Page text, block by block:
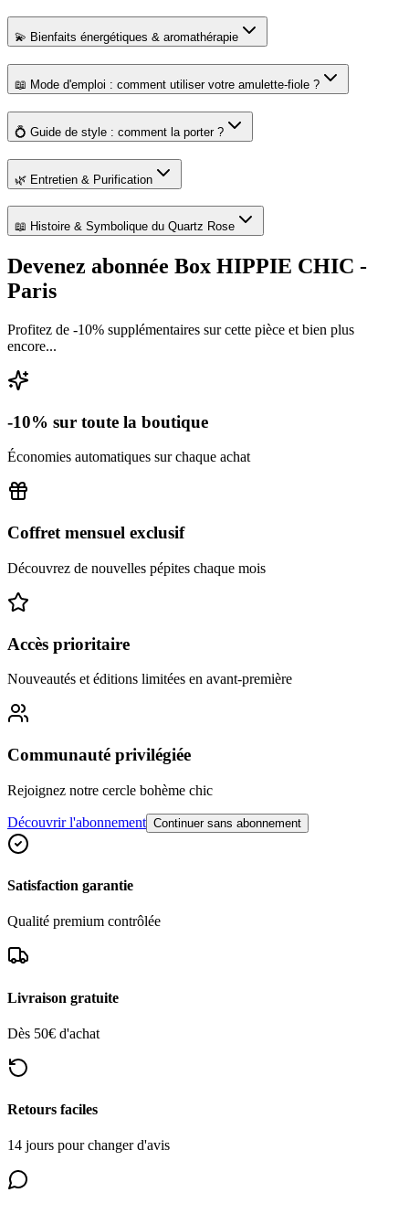
💫 Bienfaits énergétiques & aromathérapie
📖 Mode d'emploi : comment utiliser votre amulette-fiole ?
💍 Guide de style : comment la porter ?
🌿 Entretien & Purification
📖 Histoire & Symbolique du Quartz Rose
Devenez abonnée Box HIPPIE CHIC -
Paris
Profitez de -10% supplémentaires surcette pièce et bien plus
encore...
-10% sur toute la boutique
Économies automatiques sur chaque achat
Coffret mensuel exclusif
Découvrez de nouvelles pépites chaque mois
Accès prioritaire
Nouveautés et éditions limitées en avant-première
Communauté privilégiée
Rejoignez notre cercle bohème chic
Découvrir l'abonnement Continuer sans abonnement
Satisfaction garantie
Qualité premium contrôlée
Livraison gratuite
Dès 50€ d'achat
Retours faciles
14 jours pour changer d'avis